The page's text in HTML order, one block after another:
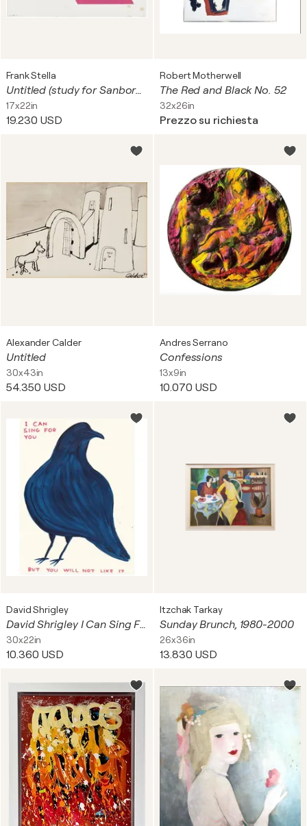
Frank Stella
Untitled (study for Sanbornville, from Eccentric Polygons) (see G. 551, see A. 105) UNIQUE GOUACHE
17x22in
19.230 USD
Robert Motherwell
The Red and Black No. 52
32x26in
Prezzo su richiesta
Alexander Calder
Untitled
30x43in
54.350 USD
Andres Serrano
Confessions
13x9in
10.070 USD
David Shrigley
David Shrigley I Can Sing For You
30x22in
10.360 USD
Itzchak Tarkay
Sunday Brunch, 1980-2000
26x36in
13.830 USD